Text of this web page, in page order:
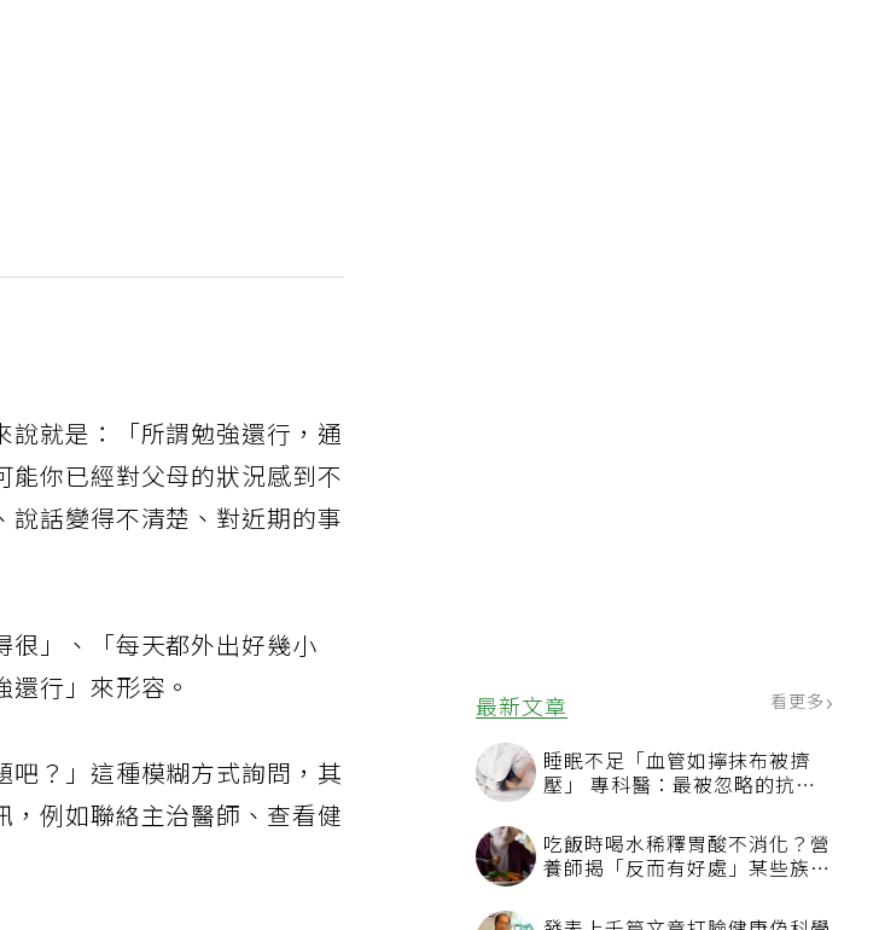
最新文章 看更多
睡眠不足「血管如擰抹布被擠
壓」 專科醫：最被忽略的抗老
吃飯時喝水稀釋胃酸不消化？營
養師揭「反而有好處」某些族群
就是：「所謂勉強還行，通
你已經對父母的狀況感到不
話變得不清楚、對近期的事
」、「每天都外出好幾小
行」來形容。
？」這種模糊方式詢問，其
例如聯絡主治醫師、查看健